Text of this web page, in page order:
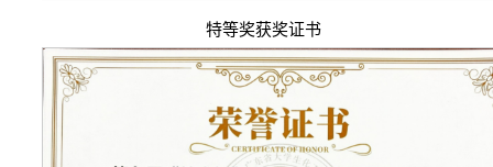
特等奖获奖证书